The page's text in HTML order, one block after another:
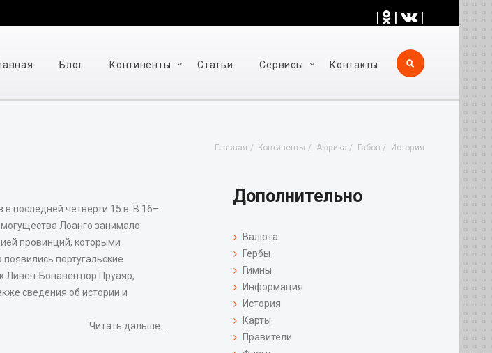
| | |
Блог Континенты Статьи Cервисы Контакты
Главная Континенты Африка Габон История
последней четверти 15 в. В 16–
могущества Лоанго занимало
провинций, которыми
португальские
Ливен-Бонавентюр Пруаяр,
сведения об истории и
Читать дальше...
Дополнительно
Валюта
Гербы
Гимны
Информация
История
Карты
Правители